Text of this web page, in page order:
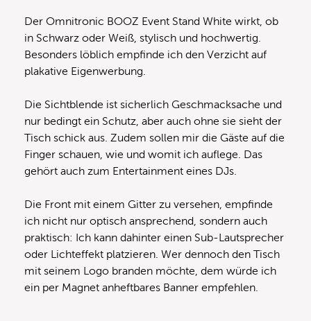
Der Omnitronic BOOZ Event Stand White wirkt, ob
in Schwarz oder Weiß, stylisch und hochwertig.
Besonders löblich empfinde ich den Verzicht auf
plakative Eigenwerbung.
Die Sichtblende ist sicherlich Geschmacksache und
nur bedingt ein Schutz, aber auch ohne sie sieht der
Tisch schick aus. Zudem sollen mir die Gäste auf die
Finger schauen, wie und womit ich auflege. Das
gehört auch zum Entertainment eines DJs.
Die Front mit einem Gitter zu versehen, empfinde
ich nicht nur optisch ansprechend, sondern auch
praktisch: Ich kann dahinter einen Sub-Lautsprecher
oder Lichteffekt platzieren. Wer dennoch den Tisch
mit seinem Logo branden möchte, dem würde ich
ein per Magnet anheftbares Banner empfehlen.